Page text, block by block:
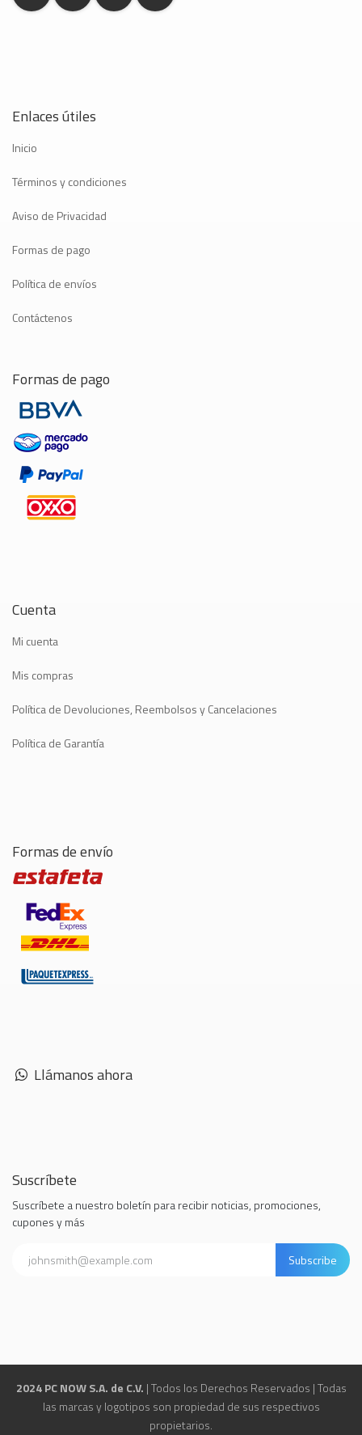
Enlaces útiles
Inicio
Términos y condiciones
Aviso de Privacidad
Formas de pago
Política de envíos
Contáctenos
Formas de pago
Cuenta
Mi cuenta
Mis compras
Política de Devoluciones, Reembolsos y Cancelaciones
Política de Garantía
Formas de envío
Llámanos ahora
Suscríbete
Suscríbete a nuestro boletín para recibir noticias, promociones,
cupones y más
Subscribe
2024 PC NOW S.A. de C.V. | Todos los Derechos Reservados | Todas
las marcas y logotipos son propiedad de sus respectivos
propietarios.